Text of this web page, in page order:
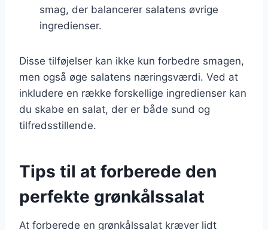
smag, der balancerer salatens øvrige
ingredienser.
Disse tilføjelser kan ikke kun forbedre smagen,
men også øge salatens næringsværdi. Ved at
inkludere en række forskellige ingredienser kan
du skabe en salat, der er både sund og
tilfredsstillende.
Tips til at forberede den
perfekte grønkålssalat
At forberede en grønkålssalat kræver lidt